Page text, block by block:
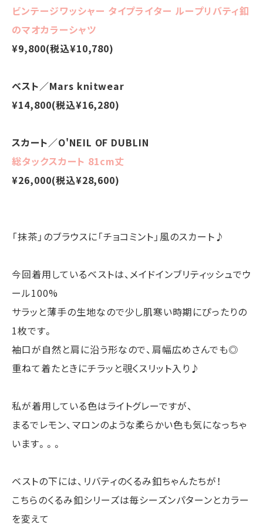
ビンテージワッシャー タイプライター ループリバティ釦
のマオカラーシャツ
¥9,800(税込¥10,780)
ベスト／Mars knitwear
¥14,800(税込¥16,280)
スカート／O'NEIL OF DUBLIN
総タックスカート 81cm丈
¥26,000(税込¥28,600)
「抹茶」のブラウスに「チョコミント」風のスカート♪
今回着用しているベストは、メイドインブリティッシュでウ
ール100%
サラッと薄手の生地なので少し肌寒い時期にぴったりの
1枚です。
袖口が自然と肩に沿う形なので、肩幅広めさんでも◎
重ねて着たときにチラッと覗くスリット入り♪
私が着用している色はライトグレーですが、
まるでレモン、マロンのような柔らかい色も気になっちゃ
います。。。
ベストの下には、リバティのくるみ釦ちゃんたちが！
こちらのくるみ釦シリーズは毎シーズンパターンとカラー
を変えて